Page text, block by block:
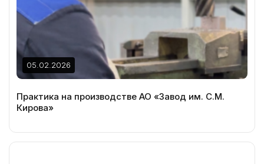
05.02.2026
Практика на производстве АО «Завод им. С.М.
Кирова»